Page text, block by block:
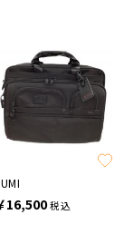
16,500税込